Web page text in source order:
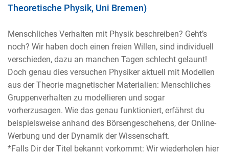
Theoretische Physik, Uni Bremen)
Menschliches Verhalten mit Physik beschreiben? Geht’s
noch? Wir haben doch einen freien Willen, sind individuell
verschieden, dazu an manchen Tagen schlecht gelaunt!
Doch genau dies versuchen Physiker aktuell mit Modellen
aus der Theorie magnetischer Materialien: Menschliches
Gruppenverhalten zu modellieren und sogar
vorherzusagen. Wie das genau funktioniert, erfährst du
beispielsweise anhand des Börsengeschehens, der Online-
Werbung und der Dynamik der Wissenschaft.
*Falls Dir der Titel bekannt vorkommt: Wir wiederholen hier